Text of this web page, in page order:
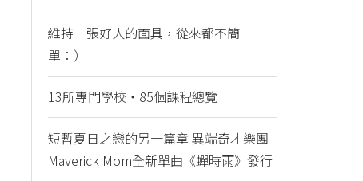
維持一張好人的面具，從來都不簡
單：）
13所專門學校・85個課程總覽
短暫夏日之戀的另一篇章 異端奇才樂團
Maverick Mom全新單曲《蟬時雨》發行